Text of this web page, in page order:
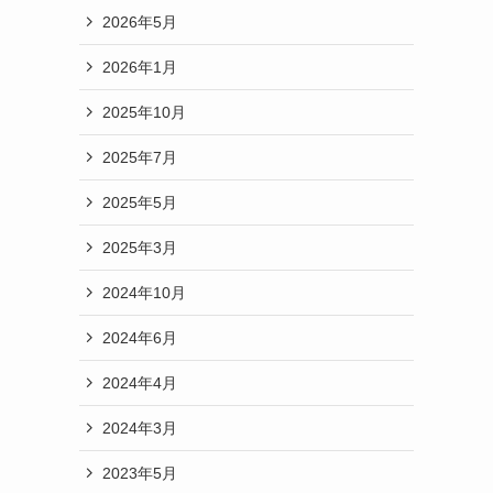
2026年5月
2026年1月
2025年10月
2025年7月
2025年5月
2025年3月
2024年10月
2024年6月
2024年4月
2024年3月
2023年5月